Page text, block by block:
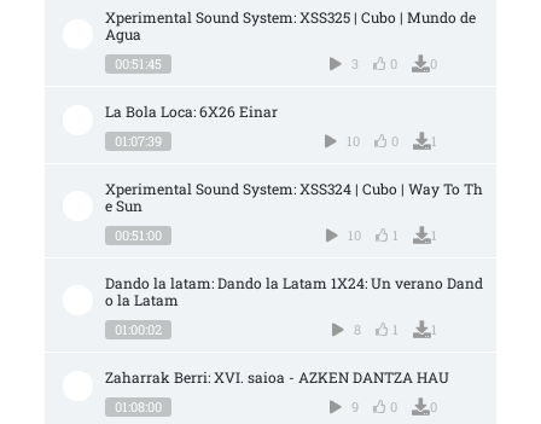
Xperimental Sound System: XSS325 | Cubo | Mundo de
Agua
00:51:45 3 0 0
La Bola Loca: 6X26 Einar
01:07:39 10 0 1
Xperimental Sound System: XSS324 | Cubo | Way To Th
e Sun
00:51:00 10 1 1
Dando la latam: Dando la Latam 1X24: Un verano Dand
o la Latam
01:00:02 8 1 1
Zaharrak Berri: XVI. saioa - AZKEN DANTZA HAU
01:08:00 9 0 0